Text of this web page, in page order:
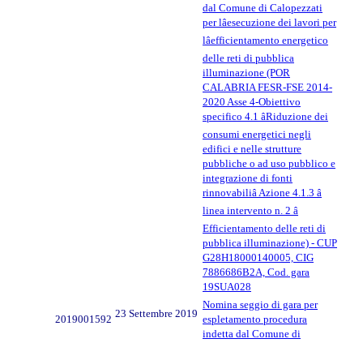
dal Comune di Calopezzati
per lâesecuzione dei lavori per
lâefficientamento energetico
delle reti di pubblica
illuminazione (POR
CALABRIA FESR-FSE 2014-
2020 Asse 4-Obiettivo
specifico 4.1 âRiduzione dei
consumi energetici negli
edifici e nelle strutture
pubbliche o ad uso pubblico e
integrazione di fonti
rinnovabiliâ Azione 4.1.3 â
linea intervento n. 2 â
Efficientamento delle reti di
pubblica illuminazione) - CUP
G28H18000140005, CIG
7886686B2A, Cod. gara
19SUA028
2019001592 23 Settembre 2019
Nomina seggio di gara per
espletamento procedura
indetta dal Comune di